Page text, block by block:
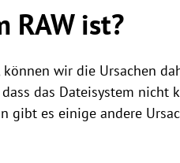
RAW ist?
wir die Ursachen
das Dateisystem nicht
gibt es einige andere